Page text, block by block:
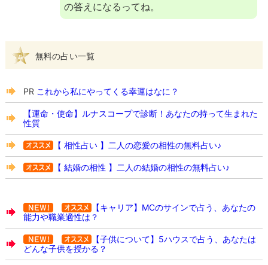
の答えになるってね。
無料の占い一覧
PR これから私にやってくる幸運はなに？
【運命・使命】ルナスコープで診断！あなたの持って生まれた
性質
【 相性占い 】二人の恋愛の相性の無料占い♪
【 結婚の相性 】二人の結婚の相性の無料占い♪
【キャリア】MCのサインで占う、あなたの
能力や職業適性は？
【子供について】5ハウスで占う、あなたは
どんな子供を授かる？